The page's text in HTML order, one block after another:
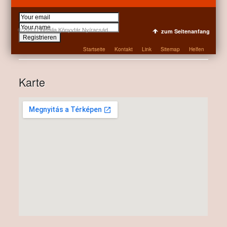
Karte
© 2013 Ligetalja Könyvtár Nyíracsád zum Seitenanfang
Startseite Kontakt Link Sitemap Helfen